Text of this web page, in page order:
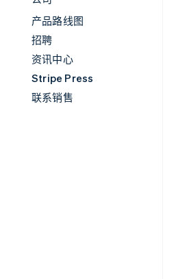
产品路线图
招聘
资讯中心
Stripe Press
联系销售